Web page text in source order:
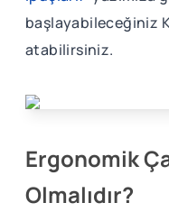
başlayabileceğiniz
atabilirsiniz.
Ergonomik
Olmalıdır?